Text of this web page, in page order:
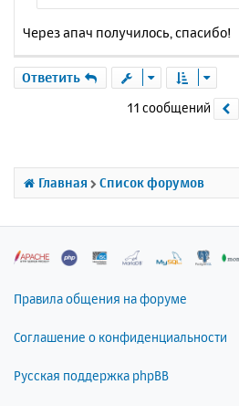
Через апач получилось, спасибо!
Ответить
11 сообщений
Главная Список форумов
Правила общения на форуме
Соглашение о конфиденциальности
Русская поддержка phpBB